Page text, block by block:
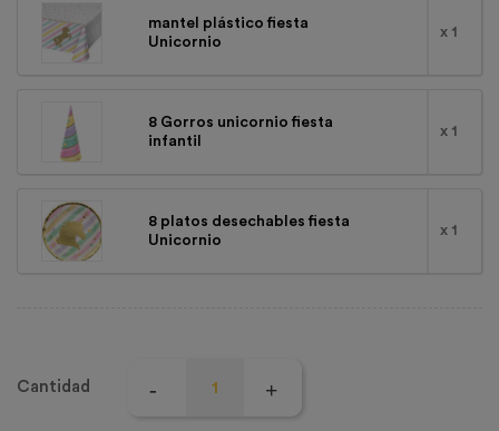
mantel plástico fiesta
Unicornio
x 1
8 Gorros unicornio fiesta
infantil
x 1
8 platos desechables fiesta
Unicornio
x 1
Cantidad